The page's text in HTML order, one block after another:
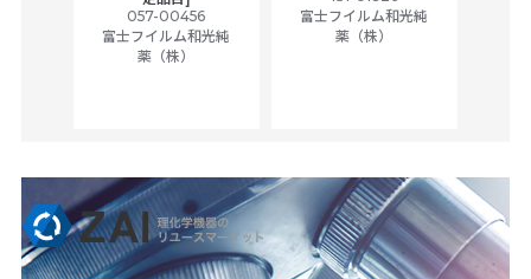
057-00456
富士フイルム和光純
薬（株）
富士フイルム和光純
薬（株）